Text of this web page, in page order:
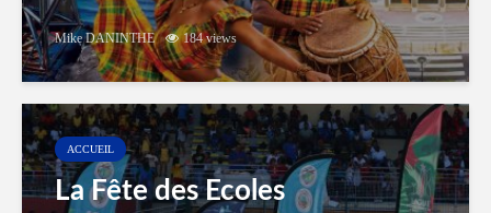
Mike DANINTHE 184 views
ACCUEIL
La Fête des Ecoles